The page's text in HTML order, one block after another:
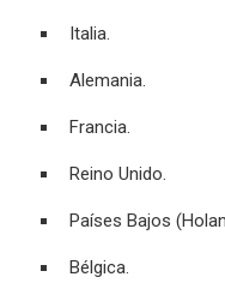
Italia.
Alemania.
Francia.
Reino Unido.
Países Bajos
Bélgica.